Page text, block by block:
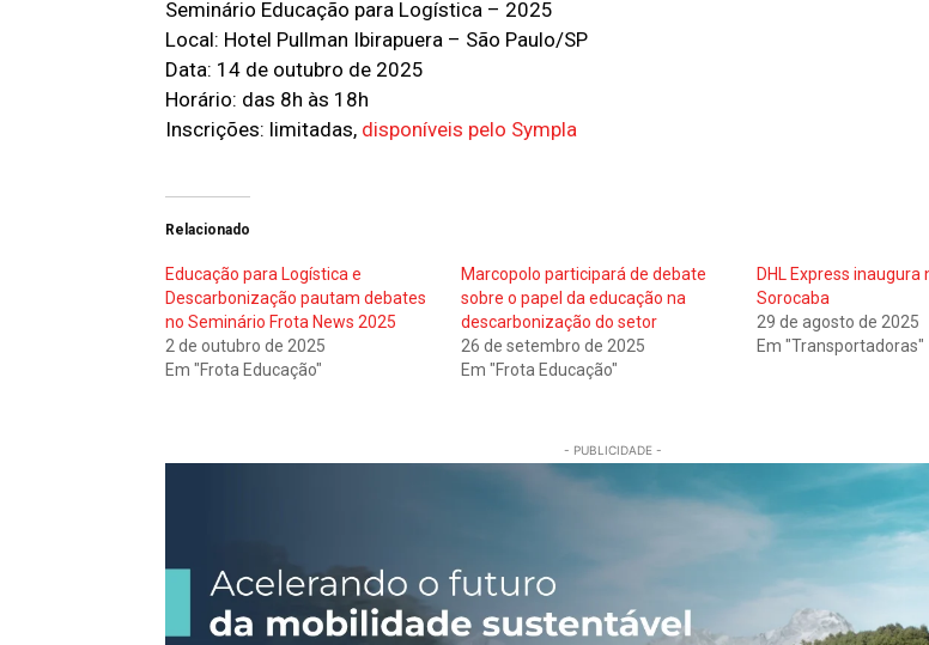
Seminário Educação para Logística – 2025
Local: Hotel Pullman Ibirapuera – São Paulo/SP
Data: 14 de outubro de 2025
Horário: das 8h às 18h
Inscrições: limitadas, disponíveis pelo Sympla
Relacionado
Educação para Logística e
Descarbonização pautam debates
no Seminário Frota News 2025
2 de outubro de 2025
Em "Frota Educação"
Marcopolo participará de debate
sobre o papel da educação na
descarbonização do setor
26 de setembro de 2025
Em "Frota Educação"
DHL Express inaugura
Sorocaba
29 de agosto de 2025
Em "Transportadoras"
- PUBLICIDADE -